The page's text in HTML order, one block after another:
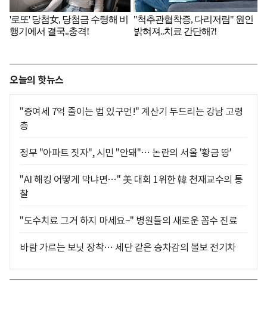
오늘의 핫뉴스
"증여세 7억 줄이는 법 있구먼!" 계산기 두드리는 강남 고령
층
정부 "아파트 짓자", 시민 "안돼"… 논란의 서울 '황금 땅'
"AI 해킹 어떻게 막냐면…" 美 대회 1위한 韓 천재교수의 통
찰
"도수치료 그거 하지 마세요~" 병원들의 새로운 꼼수 진료
바람 가르는 보닛 장착… 세단 같은 승차감의 볼보 전기차